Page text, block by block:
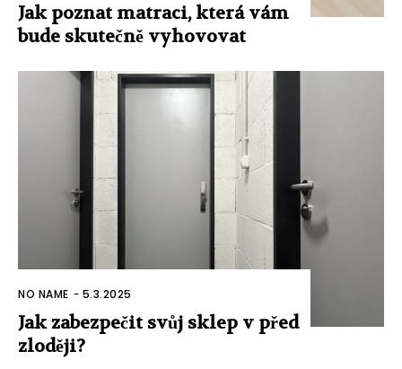
Jak poznat matraci, která vám
bude skutečně vyhovovat
NO NAME - 5.3.2025
Jak zabezpečit svůj sklep v před
zloději?